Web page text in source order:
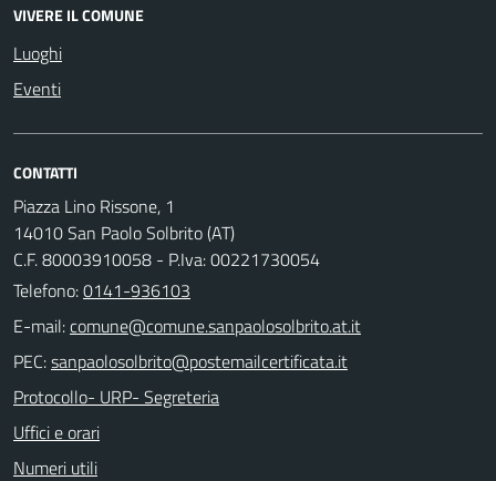
VIVERE IL COMUNE
Luoghi
Eventi
CONTATTI
Piazza Lino Rissone, 1
14010 San Paolo Solbrito (AT)
C.F. 80003910058 - P.Iva: 00221730054
Telefono:0141-936103
E-mail:
PEC:
Protocollo- URP- Segreteria
Uffici e orari
Numeri utili